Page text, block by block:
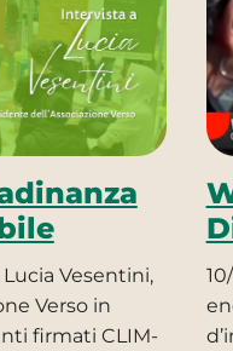
Vesentini,
Verso in
firmati CLIM-